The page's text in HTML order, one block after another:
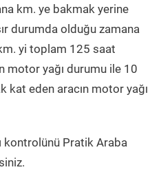
km. ye bakmak yerine
durumda olduğu zamana
yi toplam 125 saat
motor yağı durumu ile 10
kat eden aracın motor yağı
kontrolünü Pratik Araba